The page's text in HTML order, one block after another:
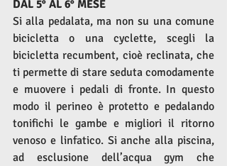
DAL 5° AL 6° MESE
Si alla pedalata, ma non su una comune
bicicletta o una cyclette, scegli la
bicicletta recumbent, cioè reclinata, che
ti permette di stare seduta comodamente
e muovere i pedali di fronte. In questo
modo il perineo è protetto e pedalando
tonifichi le gambe e migliori il ritorno
venoso e linfatico. Si anche alla piscina,
ad esclusione dell’acqua gym che